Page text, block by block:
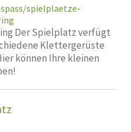
spielplaetze-
Der Spielplatz verfügt
Klettergerüste
können Ihre kleinen